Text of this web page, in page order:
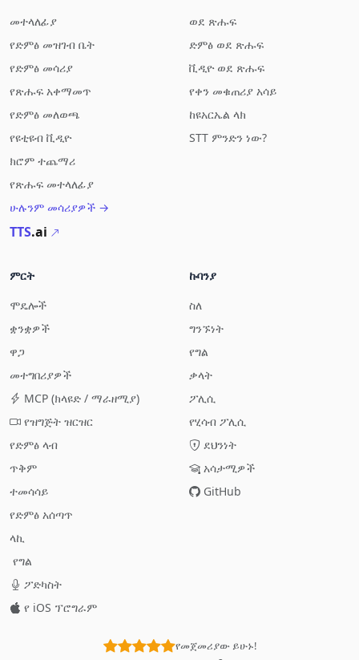
መተላለፊያ
የድምፅ መዝገብ ቤት
የድምፅ መሳሪያ
የጽሑፍ አቀማመጥ
የድምፅ መለወጫ
የዩቲዩብ ቪዲዮ
ክሮም ተጨማሪ
የጽሑፍ መተላለፊያ
ሁሉንም መሳሪያዎች →
TTS.ai
ወደ ጽሑፍ
ድምፅ ወደ ጽሑፍ
ቪዲዮ ወደ ጽሑፍ
የቀን መቁጠሪያ አሳይ
ከዩአርኤል ላክ
STT ምንድን ነው?
ምርት
ሞዴሎች
ቋንቋዎች
ዋጋ
መተግበሪያዎች
MCP (ክላዩድ / ማራዘሚያ)
የዝግጅት ዝርዝር
የድምፅ ላብ
ጥቅም
ተመሳሳይ
የድምፅ አሰጣጥ
ላኪ
የግል
ፖድካስት
የ iOS ፕሮግራም
ኩባንያ
ስለ
ግንኙነት
የግል
ቃላት
ፖሊሲ
የሂሳብ ፖሊሲ
ደህንነት
አሳታሚዎች
GitHub
የመጀመሪያው ይሁኑ!